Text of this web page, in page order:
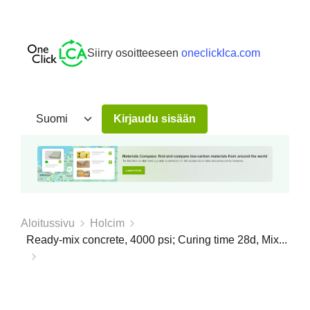
Siirry osoitteeseen oneclicklca.com
Kirjaudu sisään
Aloitussivu
Holcim
Ready-mix concrete, 4000 psi; Curing time 28d, Mix...